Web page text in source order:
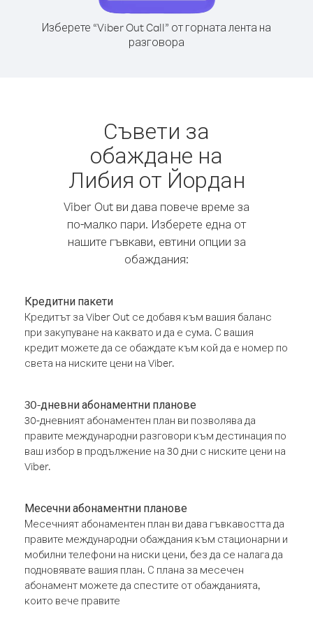
Изберете “Viber Out Call” от горната лента на
разговора
Съвети за
обаждане на
Либия от Йордан
Viber Out ви дава повече време за
по-малко пари. Изберете една от
нашите гъвкави, евтини опции за
обаждания:
Кредитни пакети
Кредитът за Viber Out се добавя към вашия баланс
при закупуване на каквато и да е сума. С вашия
кредит можете да се обаждате към кой да е номер по
света на ниските цени на Viber.
30-дневни абонаментни планове
30-дневният абонаментен план ви позволява да
правите международни разговори към дестинация по
ваш избор в продължение на 30 дни с ниските цени на
Viber.
Месечни абонаментни планове
Месечният абонаментен план ви дава гъвкавостта да
правите международни обаждания към стационарни и
мобилни телефони на ниски цени, без да се налага да
подновявате вашия план. С плана за месечен
абонамент можете да спестите от обажданията,
които вече правите